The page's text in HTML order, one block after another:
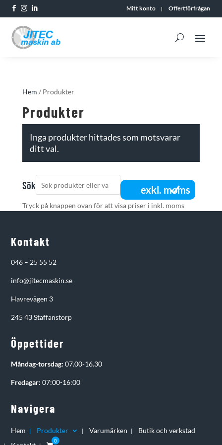
   Mitt konto Offertförfrågan
Hem / Produkter
Produkter
Inga produkter hittades som motsvarar
ditt val.
Sök exkl. moms
Tryck på knappen ovan för att visa priser i inkl. moms
Kontakt
046 – 25 55 52
info@jitecmaskin.se
Havrevägen 3
245 43 Staffanstorp
Öppettider
Måndag-torsdag: 07.00-16.30
Fredagar: 07:00-16:00
Navigera
Hem Produkter Varumärken
Butik och verkstad